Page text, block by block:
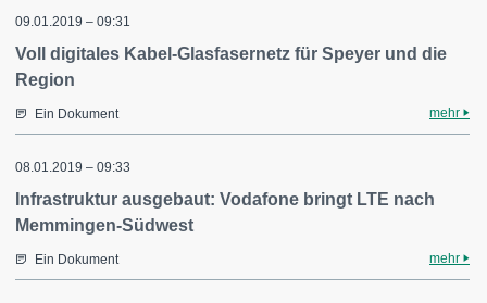
09.01.2019 – 09:31
Voll digitales Kabel-Glasfasernetz für Speyer und die
Region
Ein Dokument mehr
08.01.2019 – 09:33
Infrastruktur ausgebaut: Vodafone bringt LTE nach
Memmingen-Südwest
Ein Dokument mehr